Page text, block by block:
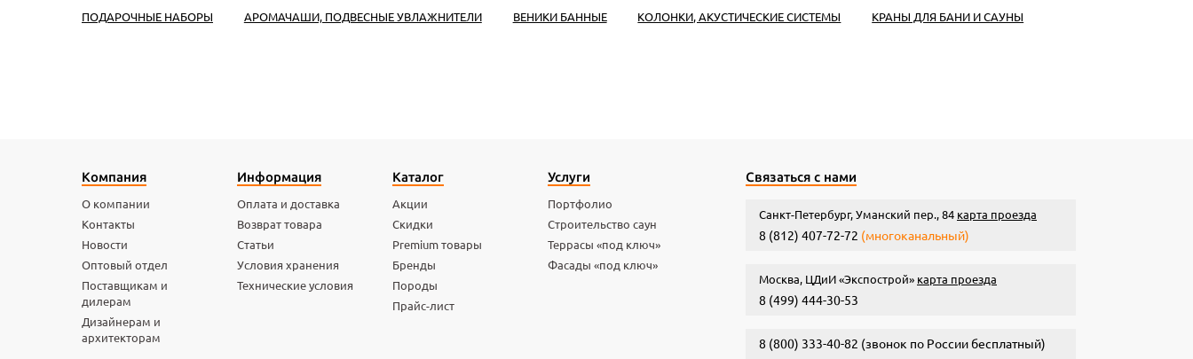
ПОДАРОЧНЫЕ НАБОРЫ
АРОМАЧАШИ, ПОДВЕСНЫЕ УВЛАЖНИТЕЛИ ВЕНИКИ БАННЫЕ КОЛОНКИ, АКУСТИЧЕСКИЕ СИСТЕМЫ КРАНЫ ДЛЯ БАНИ И САУНЫ
Компания
О компании
Контакты
Новости
Оптовый отдел
Поставщикам и
дилерам
Дизайнерам и
архитекторам
Информация
Оплата и доставка
Возврат товара
Статьи
Условия хранения
Технические условия
Каталог
Акции
Скидки
Premium товары
Бренды
Породы
Прайс-лист
Услуги
Портфолио
Строительство саун
Террасы «под ключ»
Фасады «под ключ»
Связаться с нами
Санкт-Петербург, Уманский пер., 84 карта проезда
8 (812) 407-72-72 (многоканальный)
Москва, ЦДиИ «Экспострой» карта проезда
8 (499) 444-30-53
8 (800) 333-40-82 (звонок по России бесплатный)